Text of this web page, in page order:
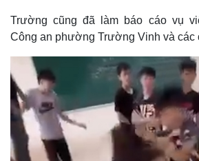
Thế giới
Trường cũng đã làm báo cáo vụ
Công an phường Trường Vinh và các